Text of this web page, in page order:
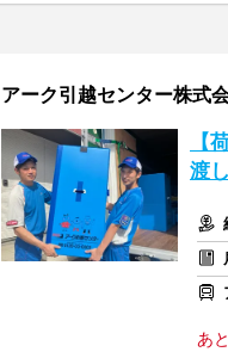
アーク引越センター株式
【
渡
あと